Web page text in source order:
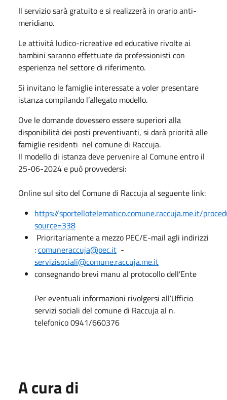
Il servizio sarà gratuito e si realizzerà in orario anti-
meridiano.
Le attività ludico-ricreative ed educative rivolte ai
bambini saranno effettuate da professionisti con
esperienza nel settore di riferimento.
Si invitano le famiglie interessate a voler presentare
istanza compilando l’allegato modello.
Ove le domande dovessero essere superiori alla
disponibilità dei posti preventivanti, si darà priorità alle
famiglie residenti nel comune di Raccuja.
Il modello di istanza deve pervenire al Comune entro il
25-06-2024 e può provvedersi:
Online sul sito del Comune di Raccuja al seguente link:
https://sportellotelematico.comune.raccuja.me.it/
source=338
Prioritariamente a mezzo PEC/E-mail agli indirizzi
:comuneraccuja@pec.it -
servizisociali@comune.raccuja.me.it
consegnando brevi manu al protocollo dell’Ente
Per eventuali informazioni rivolgersi all’Ufficio
servizi sociali del comune di Raccuja al n.
telefonico 0941/660376
A cura di